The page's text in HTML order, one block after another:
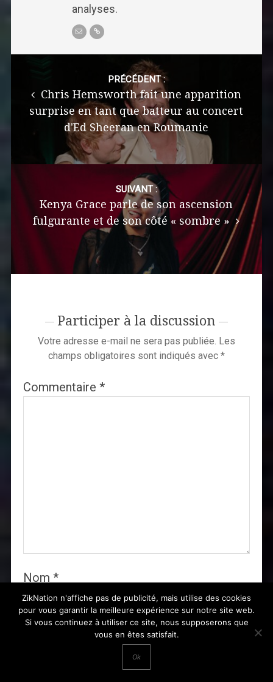
analyses.
PRÉCÉDENT :
Chris Hemsworth fait une apparition
surprise en tant que batteur au concert
d'Ed Sheeran en Roumanie
SUIVANT :
Kenya Grace parle de son ascension
fulgurante et de son côté « sombre »
Participer à la discussion
Votre adresse e-mail ne sera pas publiée. Les
champs obligatoires sont indiqués avec *
Commentaire *
Nom *
ZikNation n'affiche pas de publicité, mais utilise des cookies
pour vous garantir la meilleure expérience sur notre site web.
Si vous continuez à utiliser ce site, nous supposerons que
vous en êtes satisfait.
Ok